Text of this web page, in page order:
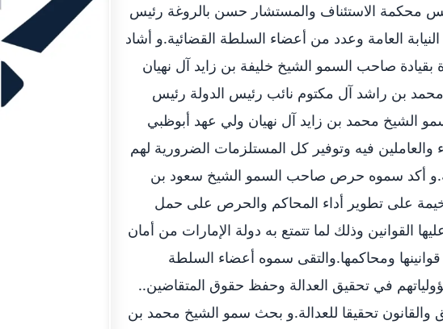
محكمة الاستئناف والمستشار حسن بالروغة رئيس
العامة وعدد من أعضاء السلطة القضائية.و أشاد
بقيادة صاحب السمو الشيخ خليفة بن زايد آل نهيان
بن راشد آل مكتوم نائب رئيس الدولة رئيس
الشيخ محمد بن زايد آل نهيان ولي عهد أبوظبي
فيه وتوفير كل المستلزمات الضرورية لهم
أكد سموه حرص صاحب السمو الشيخ سعود بن
على تطوير أداء المحاكم والحرص على حمل
القوانين وذلك لما تتمتع به دولة الإمارات من أمان
ومحاكمها.والتقى سموه أعضاء السلطة
في تحقيق العدالة وحفظ حقوق المتقاضين..
تحقيقا للعدالة.و بحث سمو الشيخ محمد بن